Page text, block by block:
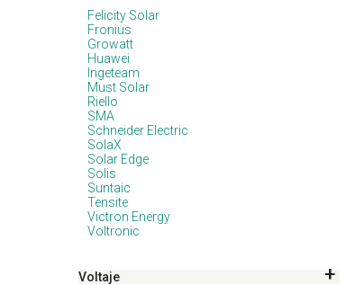
Felicity Solar
Fronius
Growatt
Huawei
Ingeteam
Must Solar
Riello
SMA
Schneider Electric
SolaX
Solar Edge
Solis
Suntaic
Tensite
Victron Energy
Voltronic
Voltaje